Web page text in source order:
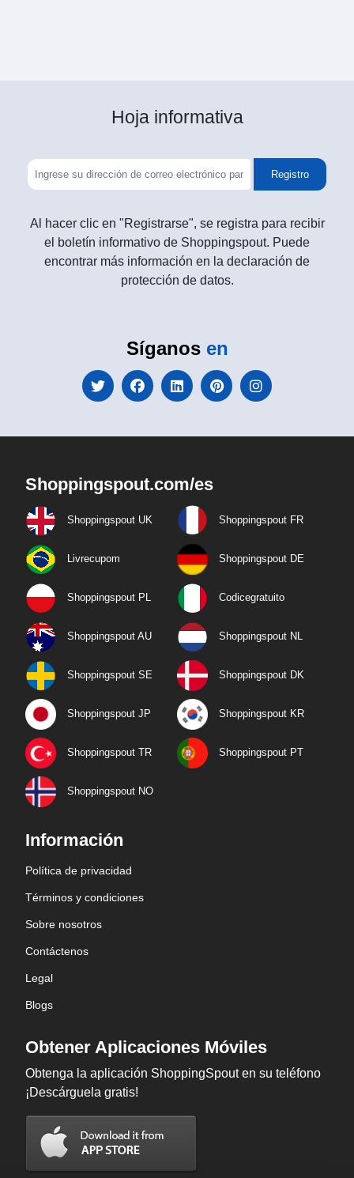
Hoja informativa
Registro
Al hacer clic en "Registrarse", se registra para recibir
el boletín informativo de Shoppingspout. Puede
encontrar más información en la declaración de
protección de datos.
Síganos en
Shoppingspout.com/es
Shoppingspout UK Shoppingspout FR
Livrecupom Shoppingspout DE
Shoppingspout PL Codicegratuito
Shoppingspout AU Shoppingspout NL
Shoppingspout SE Shoppingspout DK
Shoppingspout JP Shoppingspout KR
Shoppingspout TR Shoppingspout PT
Shoppingspout NO
Información
Política de privacidad
Términos y condiciones
Sobre nosotros
Contáctenos
Legal
Blogs
Obtener Aplicaciones Móviles
Obtenga la aplicación ShoppingSpout en su teléfono
¡Descárguela gratis!